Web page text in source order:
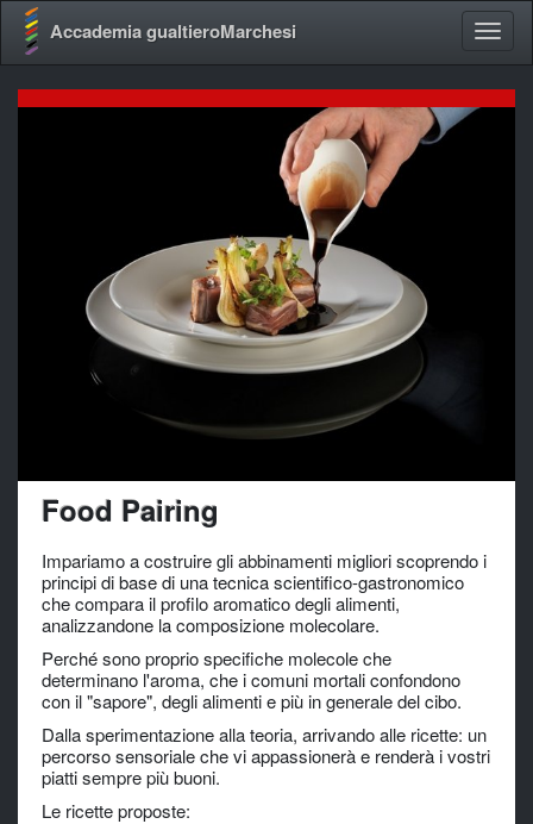
Accademia gualtieroMarchesi
Food Pairing
Impariamo a costruire gli abbinamenti migliori scoprendo i
principi di base di una tecnica scientifico-gastronomico
che compara il profilo aromatico degli alimenti,
analizzandone la composizione molecolare.
Perché sono proprio specifiche molecole che
determinano l'aroma, che i comuni mortali confondono
con il "sapore", degli alimenti e più in generale del cibo.
Dalla sperimentazione alla teoria, arrivando alle ricette: un
percorso sensoriale che vi appassionerà e renderà i vostri
piatti sempre più buoni.
Le ricette proposte: